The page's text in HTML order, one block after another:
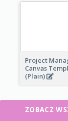
Project
Canvas
(Plain)
ZOBACZ